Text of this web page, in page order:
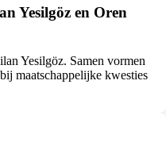
Yesilgöz en Oren
Yesilgöz. Samen vormen
maatschappelijke kwesties